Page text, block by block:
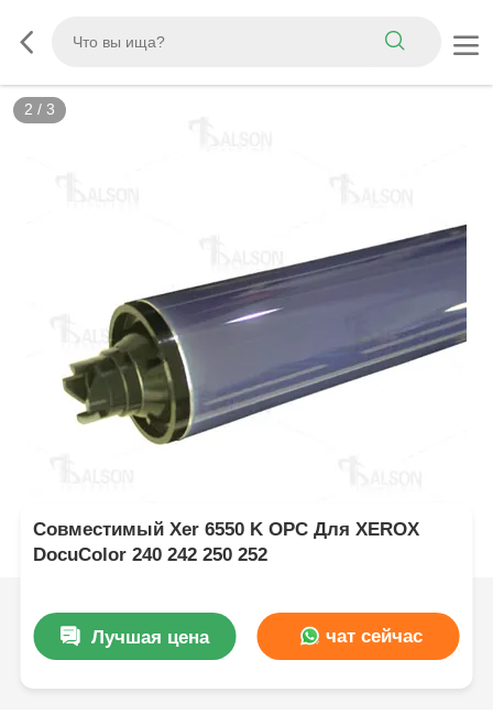
2 / 3
Совместимый Xer 6550 K OPC Для XEROX
DocuColor 240 242 250 252
Лучшая цена чат сейчас